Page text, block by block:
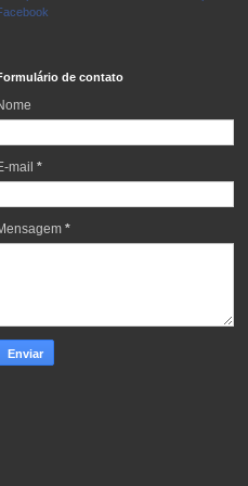
de contato
mail *
*